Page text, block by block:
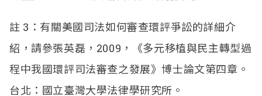
註 3 ：有關美國司法如何審查環評爭訟的詳細介
紹，請參張英磊， 2009 ，《多元移植與民主轉型過
程中我國環評司法審查之發展》博士論文第四章。
台北：國立臺灣大學法律學研究所。